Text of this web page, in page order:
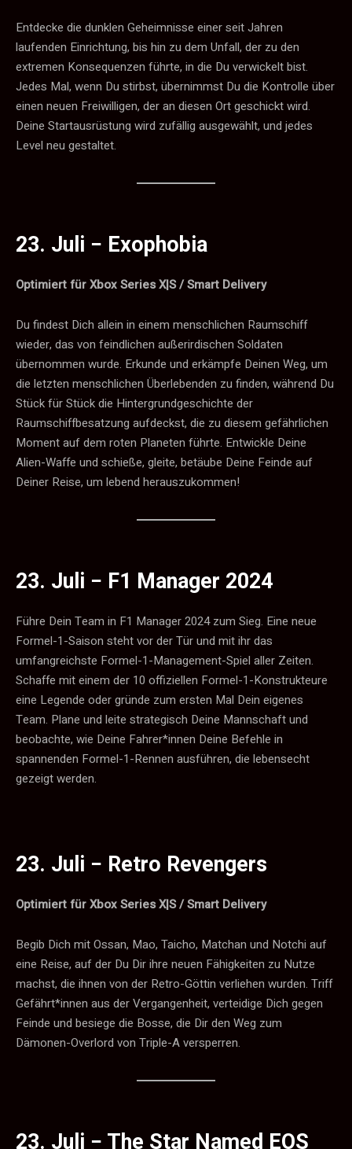
Entdecke die dunklen Geheimnisse einer seit Jahren
laufenden Einrichtung, bis hin zu dem Unfall, der zu den
extremen Konsequenzen führte, in die Du verwickelt bist.
Jedes Mal, wenn Du stirbst, übernimmst Du die Kontrolle über
einen neuen Freiwilligen, der an diesen Ort geschickt wird.
Deine Startausrüstung wird zufällig ausgewählt, und jedes
Level neu gestaltet.
23. Juli − Exophobia
Optimiert für Xbox Series X|S / Smart Delivery
Du findest Dich allein in einem menschlichen Raumschiff
wieder, das von feindlichen außerirdischen Soldaten
übernommen wurde. Erkunde und erkämpfe Deinen Weg, um
die letzten menschlichen Überlebenden zu finden, während Du
Stück für Stück die Hintergrundgeschichte der
Raumschiffbesatzung aufdeckst, die zu diesem gefährlichen
Moment auf dem roten Planeten führte. Entwickle Deine
Alien-Waffe und schieße, gleite, betäube Deine Feinde auf
Deiner Reise, um lebend herauszukommen!
23. Juli − F1 Manager 2024
Führe Dein Team in F1 Manager 2024 zum Sieg. Eine neue
Formel-1-Saison steht vor der Tür und mit ihr das
umfangreichste Formel-1-Management-Spiel aller Zeiten.
Schaffe mit einem der 10 offiziellen Formel-1-Konstrukteure
eine Legende oder gründe zum ersten Mal Dein eigenes
Team. Plane und leite strategisch Deine Mannschaft und
beobachte, wie Deine Fahrer*innen Deine Befehle in
spannenden Formel-1-Rennen ausführen, die lebensecht
gezeigt werden.
23. Juli − Retro Revengers
Optimiert für Xbox Series X|S / Smart Delivery
Begib Dich mit Ossan, Mao, Taicho, Matchan und Notchi auf
eine Reise, auf der Du Dir ihre neuen Fähigkeiten zu Nutze
machst, die ihnen von der Retro-Göttin verliehen wurden. Triff
Gefährt*innen aus der Vergangenheit, verteidige Dich gegen
Feinde und besiege die Bosse, die Dir den Weg zum
Dämonen-Overlord von Triple-A versperren.
23. Juli − The Star Named EOS